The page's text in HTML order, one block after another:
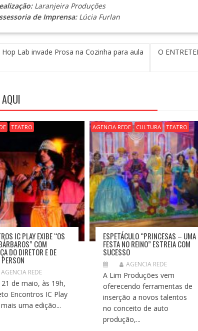
Laranjeira Produções
de Imprensa:Lúcia Furlan
Lab invade Prosa na Cozinha para aula
O
TEATRO
IC PLAY EXIBE “OS
COM
DO DIRETOR E DE
AGENCIA REDE
de maio, às 19h,
Encontros IC Play
uma edição...
AGENCIA REDE CULTURA TEATRO
ESPETÁCULO “PRINCESAS – UMA
FESTA NO REINO” ESTREIA COM
SUCESSO
AGENCIA REDE
A Lim Produções vem
oferecendo ferramentas de
inserção a novos talentos
no conceito de auto
produção,...